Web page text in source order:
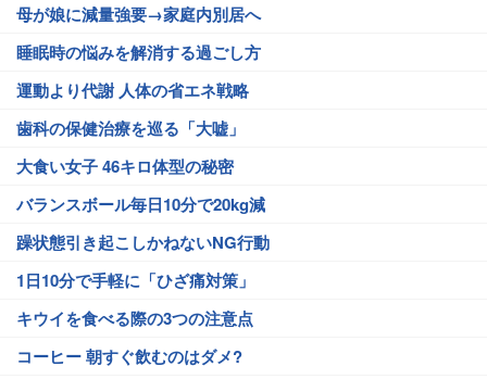
母が娘に減量強要→家庭内別居へ
睡眠時の悩みを解消する過ごし方
運動より代謝 人体の省エネ戦略
歯科の保健治療を巡る「大嘘」
大食い女子 46キロ体型の秘密
バランスボール毎日10分で20kg減
躁状態引き起こしかねないNG行動
1日10分で手軽に「ひざ痛対策」
キウイを食べる際の3つの注意点
コーヒー 朝すぐ飲むのはダメ?